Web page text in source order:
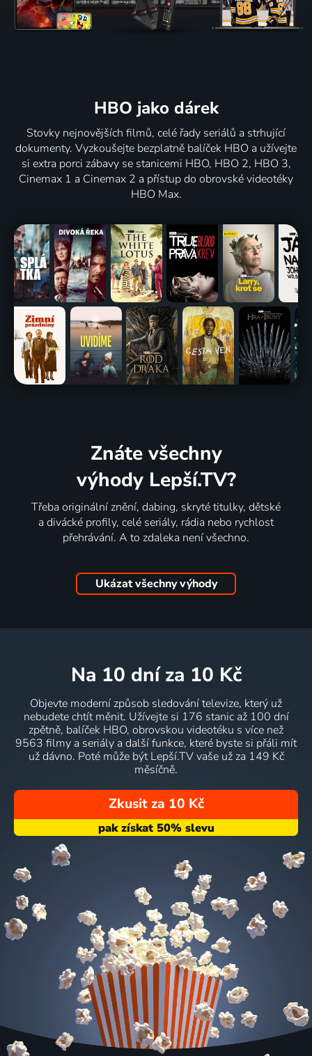
HBO jako dárek
Stovky nejnovějších filmů, celé řady seriálů a strhující
dokumenty. Vyzkoušejte bezplatně balíček HBO a užívejte
si extra porci zábavy se stanicemi HBO, HBO 2, HBO 3,
Cinemax 1 a Cinemax 2 a přístup do obrovské videotéky
HBO Max.
Znáte všechny
výhody Lepší.TV?
Třeba originální znění, dabing, skryté titulky, dětské
a divácké profily, celé seriály, rádia nebo rychlost
přehrávání. A to zdaleka není všechno.
Ukázat všechny výhody
na 10 dní za 10 Kč
Objevte moderní způsob sledování televize, který už
nebudete chtít měnit. Užívejte si 176 stanic až 100 dní
zpětně, balíček HBO, obrovskou videotéku s více než
9563 filmy a seriály a další funkce, které byste si přáli mít
už dávno. Poté může být Lepší.TV vaše už za 149 Kč
měsíčně.
Zkusit za 10 Kč